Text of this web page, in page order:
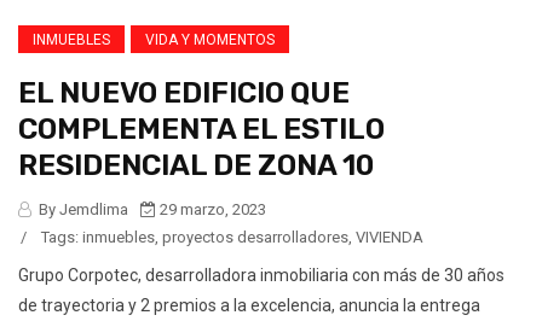
INMUEBLES VIDA Y MOMENTOS
EL NUEVO EDIFICIO QUE
COMPLEMENTA EL ESTILO
RESIDENCIAL DE ZONA 10
By Jemdlima
29 marzo, 2023
/
Tags: inmuebles, proyectos desarrolladores, VIVIENDA
Grupo Corpotec, desarrolladora inmobiliaria con más de 30 años
de trayectoria y 2 premios a la excelencia, anuncia la entrega